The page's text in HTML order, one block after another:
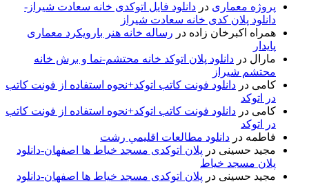
پروژه معماری در دانلود فایل اتوکدی خانه سعادت شیراز-
دانلود پلان کدی خانه سعادت شیراز
همراه اکبرخان زاده در رساله خانه هنر بارویکرد معماری
پایدار
مارال در دانلود پلان اتوکد خانه محتشم-نما و برش خانه
محتشم شیراز
کامی در دانلود فونت کاتب اتوکد+نحوه استفاده از فونت کاتب
در اتوکد
کامی در دانلود فونت کاتب اتوکد+نحوه استفاده از فونت کاتب
در اتوکد
فاطمه در دانلود مطالعات اقليمي رشت
مجید حسینی در پلان اتوکدی مسجد خیاط ها اصفهان-دانلود
پلان مسجد خیاط
مجید حسینی در پلان اتوکدی مسجد خیاط ها اصفهان-دانلود